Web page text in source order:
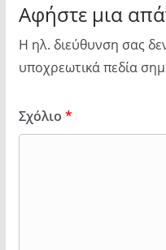
Αφήστε μια
Η ηλ. διεύθυνση σας
υποχρεωτικά πεδία
Σχόλιο *